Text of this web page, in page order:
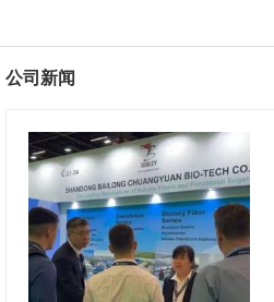
公司新闻